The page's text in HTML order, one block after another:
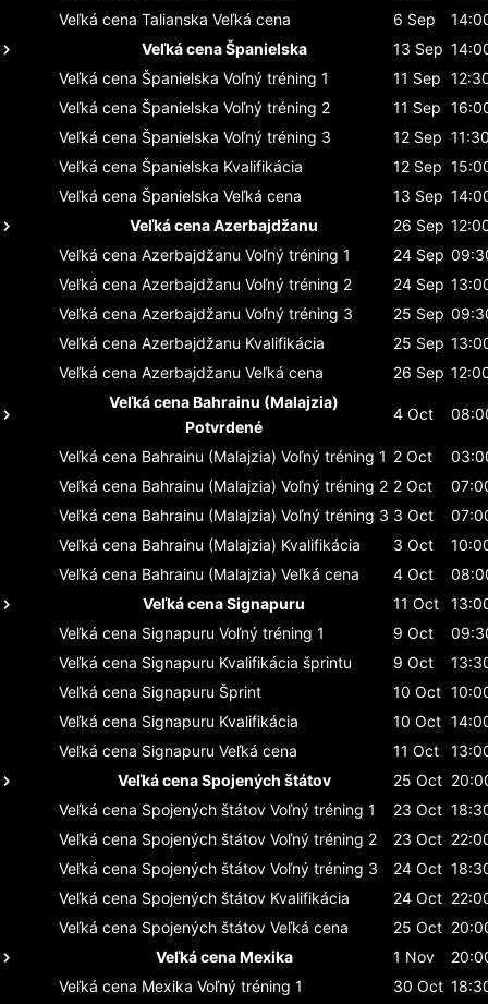
Veľká cena Talianska Veľká cena 6 Sep
Veľká cena Španielska
13 Sep
Veľká cena Španielska Voľný tréning 1 11 Sep
Veľká cena Španielska Voľný tréning 2 11 Sep
Veľká cena Španielska Voľný tréning 3 12 Sep 11:30
Veľká cena Španielska Kvalifikácia 12 Sep
Veľká cena Španielska Veľká cena 13 Sep
Veľká cena Azerbajdžanu
26 Sep
Veľká cena Azerbajdžanu Voľný tréning 1 24 Sep
Veľká cena Azerbajdžanu Voľný tréning 2 24 Sep
Veľká cena Azerbajdžanu Voľný tréning 3 25 Sep
Veľká cena Azerbajdžanu Kvalifikácia 25 Sep
Veľká cena Azerbajdžanu Veľká cena 26 Sep
Veľká cena Bahrainu (Malajzia)
Potvrdené
4 Oct
Veľká cena Bahrainu (Malajzia) Voľný tréning 1 2 Oct
Veľká cena Bahrainu (Malajzia) Voľný tréning 2 2 Oct
Veľká cena Bahrainu (Malajzia) Voľný tréning 3 3 Oct
Veľká cena Bahrainu (Malajzia) Kvalifikácia 3 Oct
Veľká cena Bahrainu (Malajzia) Veľká cena 4 Oct
Veľká cena Signapuru
11 Oct
Veľká cena Signapuru Voľný tréning 1 9 Oct
Veľká cena Signapuru Kvalifikácia šprintu 9 Oct
Veľká cena Signapuru Šprint 10 Oct
Veľká cena Signapuru Kvalifikácia 10 Oct
Veľká cena Signapuru Veľká cena 11 Oct
Veľká cena Spojených štátov
25 Oct
Veľká cena Spojených štátov Voľný tréning 1 23 Oct
Veľká cena Spojených štátov Voľný tréning 2 23 Oct
Veľká cena Spojených štátov Voľný tréning 3 24 Oct
Veľká cena Spojených štátov Kvalifikácia 24 Oct
Veľká cena Spojených štátov Veľká cena 25 Oct
Veľká cena Mexika
1 Nov
Veľká cena Mexika Voľný tréning 1 30 Oct